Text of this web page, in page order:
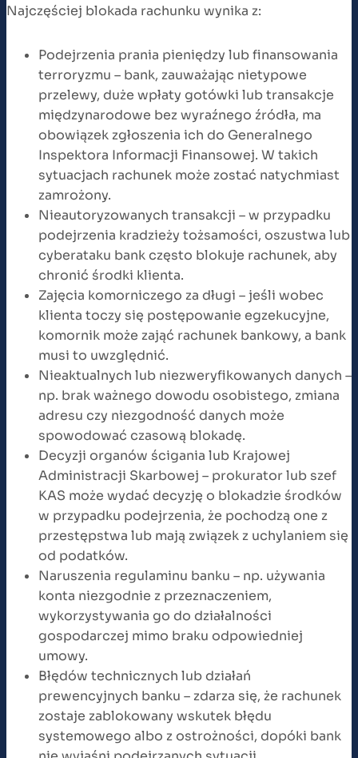
Najczęściej blokada rachunku wynika z:
Podejrzenia prania pieniędzy lub finansowania
terroryzmu – bank, zauważając nietypowe
przelewy, duże wpłaty gotówki lub transakcje
międzynarodowe bez wyraźnego źródła, ma
obowiązek zgłoszenia ich do Generalnego
Inspektora Informacji Finansowej. W takich
sytuacjach rachunek może zostać natychmiast
zamrożony.
Nieautoryzowanych transakcji – w przypadku
podejrzenia kradzieży tożsamości, oszustwa lub
cyberataku bank często blokuje rachunek, aby
chronić środki klienta.
Zajęcia komorniczego za długi – jeśli wobec
klienta toczy się postępowanie egzekucyjne,
komornik może zająć rachunek bankowy, a bank
musi to uwzględnić.
Nieaktualnych lub niezweryfikowanych danych –
np. brak ważnego dowodu osobistego, zmiana
adresu czy niezgodność danych może
spowodować czasową blokadę.
Decyzji organów ścigania lub Krajowej
Administracji Skarbowej – prokurator lub szef
KAS może wydać decyzję o blokadzie środków
w przypadku podejrzenia, że pochodzą one z
przestępstwa lub mają związek z uchylaniem się
od podatków.
Naruszenia regulaminu banku – np. używania
konta niezgodnie z przeznaczeniem,
wykorzystywania go do działalności
gospodarczej mimo braku odpowiedniej
umowy.
Błędów technicznych lub działań
prewencyjnych banku – zdarza się, że rachunek
zostaje zablokowany wskutek błędu
systemowego albo z ostrożności, dopóki bank